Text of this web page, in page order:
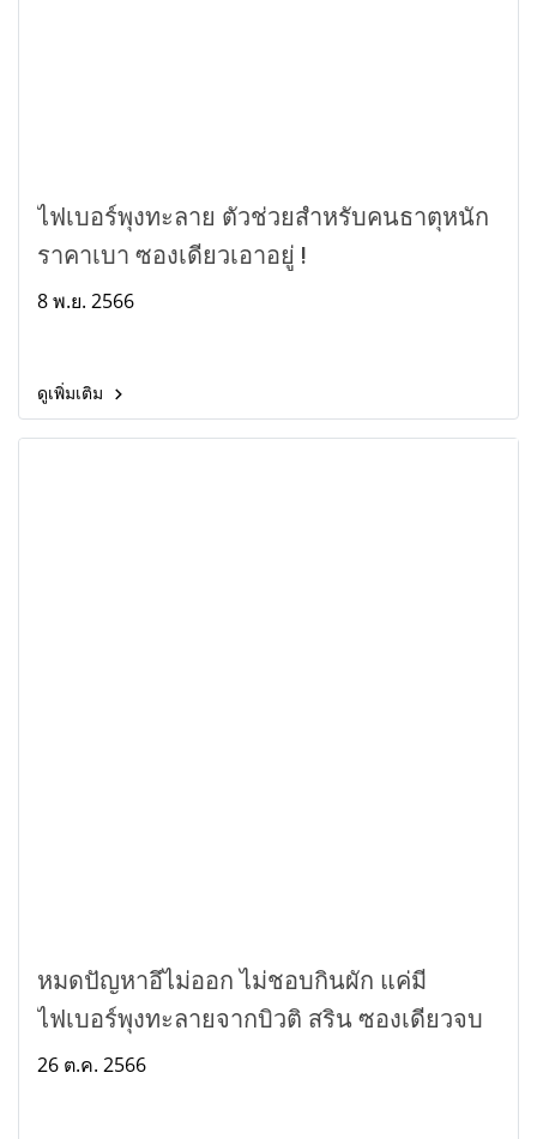
ไฟเบอร์พุงทะลาย ตัวช่วยสำหรับคนธาตุหนัก
ราคาเบา ซองเดียวเอาอยู่ !
8 พ.ย. 2566
ดูเพิ่มเติม
หมดปัญหาอึไม่ออก ไม่ชอบกินผัก แค่มี
ไฟเบอร์พุงทะลายจากบิวติ สริน ซองเดียวจบ
26 ต.ค. 2566